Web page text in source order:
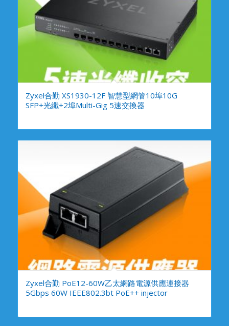
Zyxel合勤 XS1930-12F 智慧型網管10埠10G
SFP+光纖+2埠Multi-Gig 5速交換器
Zyxel合勤 PoE12-60W乙太網路電源供應連接器
5Gbps 60W IEEE802.3bt PoE++ injector